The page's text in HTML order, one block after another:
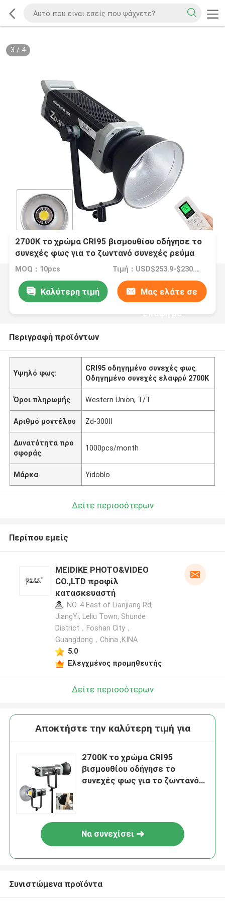
3 / 4
2700K το χρώμα CRI95 βισμουθίου οδήγησε το
συνεχές φως για το ζωντανό συνεχές ρεύμα
εναλλασσόμενου ρεύματος ροής Youtube
τηλεοπτικό
MOQ：10pcs Τιμή：USD$253.9-$230.8 (10-100pcs)
Καλύτερη τιμή Μας ελάτε σε
επαφή με
Περιγραφή προϊόντων
Υψηλό φως:
CRI95 οδηγημένο συνεχές φως,
Οδηγημένο συνεχές ελαφρύ 2700K
Όροι πληρωμής Western Union, T/T
Αριθμό μοντέλου Zd-300II
Δυνατότητα προ
σφοράς
1000pcs/month
Μάρκα Yidoblo
Δείτε περισσότερων
Περίπου εμείς
MEIDIKE PHOTO&VIDEO
CO.,LTD προφίλ
κατασκευαστή
NO. 4 East of Lianjiang Rd,
JiangYi, Leliu Town, Shunde
District，Foshan City，
Guangdong，China ,ΚΙΝΑ
5.0
Ελεγχμένος προμηθευτής
Δείτε περισσότερων
Αποκτήστε την καλύτερη τιμή για
2700K το χρώμα CRI95
βισμουθίου οδήγησε το
συνεχές φως για το ζωντανό
Να συνεχίσει
Συνιστώμενα προϊόντα